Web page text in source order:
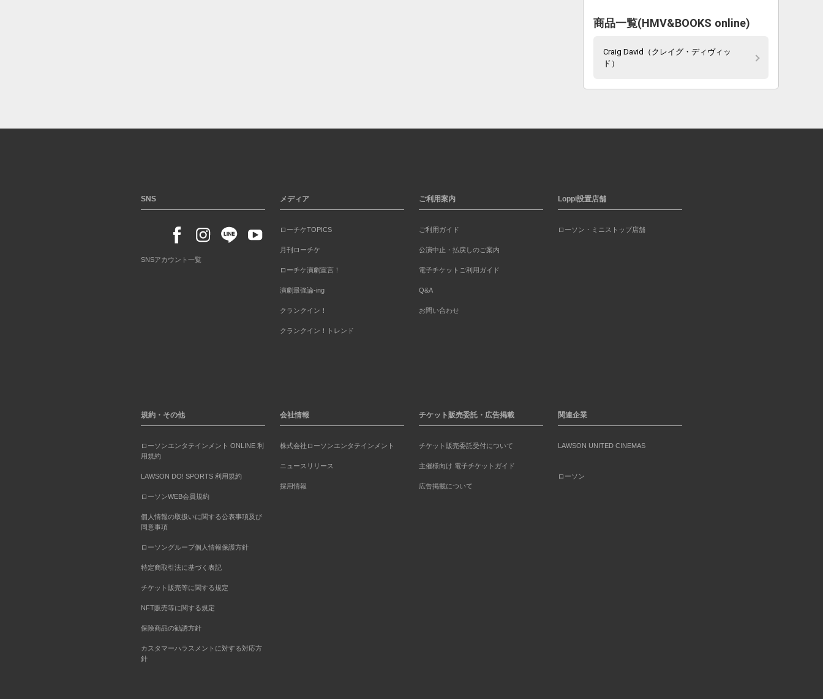
商品一覧(HMV&BOOKS online)
Craig David（クレイグ・ディヴィッ
ド）
SNS
SNSアカウント一覧
メディア
ローチケTOPICS
月刊ローチケ
ローチケ演劇宣言！
演劇最強論-ing
クランクイン！
クランクイン！トレンド
ご利用案内
ご利用ガイド
公演中止・払戻しのご案内
電子チケットご利用ガイド
Q&A
お問い合わせ
Loppi設置店舗
ローソン・ミニストップ店舗
規約・その他
ローソンエンタテインメント ONLINE 利
用規約
LAWSON DO! SPORTS 利用規約
ローソンWEB会員規約
個人情報の取扱いに関する公表事項及び
同意事項
ローソングループ個人情報保護方針
特定商取引法に基づく表記
チケット販売等に関する規定
NFT販売等に関する規定
保険商品の勧誘方針
カスタマーハラスメントに対する対応方
針
会社情報
株式会社ローソンエンタテインメント
ニュースリリース
採用情報
チケット販売委託・広告掲載
チケット販売委託受付について
主催様向け 電子チケットガイド
広告掲載について
関連企業
LAWSON UNITED CINEMAS
ローソン